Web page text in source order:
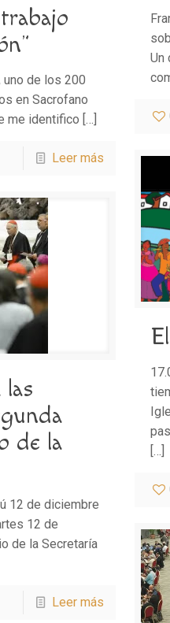
uno de los 200
en Sacrofano
me identifico […]
Leer más
Un
[…]
de la
12 de diciembre
12 de
de la Secretaría
Leer más